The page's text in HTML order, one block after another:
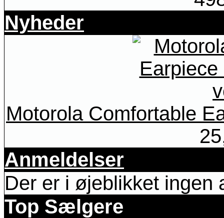
Nyheder
Motorola Comfortable
Anmeldelser
Der er i øjeblikket ingen
Top Sælgere